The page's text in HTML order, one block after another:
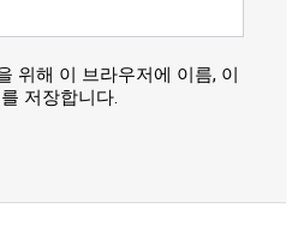
위해 이 브라우저에 이름, 이
저장합니다.